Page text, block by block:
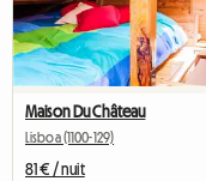
Maison Du Château
Lisboa (1100-129)
81 € / nuit